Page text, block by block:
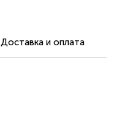
Доставка и оплата